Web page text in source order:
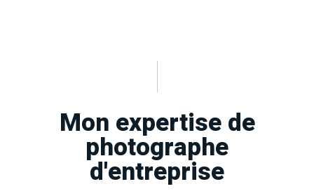
Mon expertise de
photographe
d'entreprise